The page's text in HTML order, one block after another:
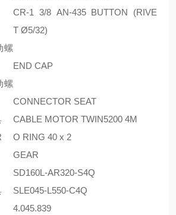
CR-1 3/8 AN-435 BUTTON (RIVE
T Ø5/32)
螺
END CAP
螺
CONNECTOR SEAT
CABLE MOTOR TWIN5200 4M
O RING 40 x 2
GEAR
SD160L-AR320-S4Q
SLE045-L550-C4Q
4.045.839